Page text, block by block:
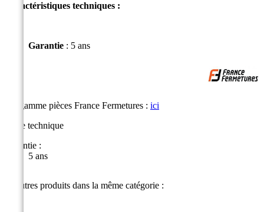
Caractéristiques techniques :
Garantie : 5 ans
La gamme pièces France Fermetures : ici
Fiche technique
Garantie :
5 ans
11 autres produits dans la même catégorie :